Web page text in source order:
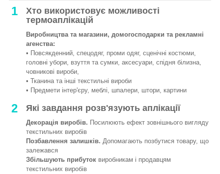
1
Хто використовує можливості
термоаплікацій
Виробництва та магазини, домогосподарки та рекламні
агенства:
• Повсякденний, спецодяг, проми одяг, сценічні костюми,
головні убори, взуття та сумки, аксесуари, спідня білизна,
човникові вироби,
• Тканина та інші текстильні вироби
• Предмети інтер'єру, меблі, шпалери, штори, картини
2 Які завдання розв'язують аплікації
Декорація виробів. Посилюють ефект зовнішнього вигляду
текстильних виробів
Позбавлення залишків. Допомагають позбутися товару, що
залежався
Збільшують прибуток виробникам і продавцям
текстильних виробів